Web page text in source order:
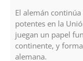
El alemán
potentes en la
juegan un papel
continente, y
alemana.